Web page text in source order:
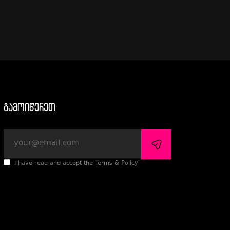
გამოიწერეთ
I have read and accept the Terms & Policy